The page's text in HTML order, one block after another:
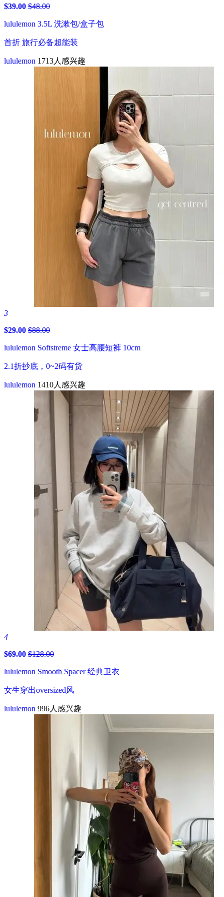
$39.00 $48.00
lululemon 3.5L 洗漱包/盒子包
首折 旅行必备超能装
lululemon 1713人感兴趣
3
$29.00 $88.00
lululemon Softstreme 女士高腰短裤 10cm
2.1折抄底，0~2码有货
lululemon 1410人感兴趣
4
$69.00 $128.00
lululemon Smooth Spacer 经典卫衣
女生穿出oversized风
lululemon 996人感兴趣